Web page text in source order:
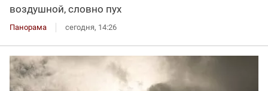
воздушной, словно пух
Панорама сегодня, 14:26